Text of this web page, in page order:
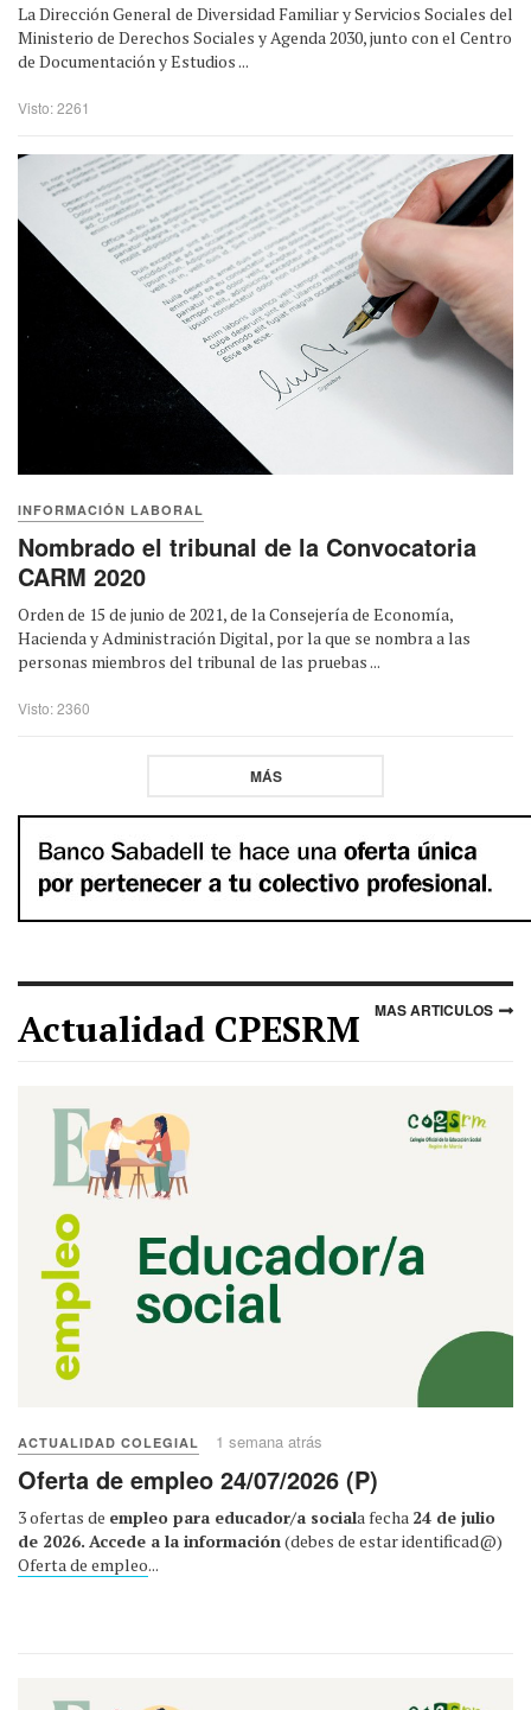
La Dirección General de Diversidad Familiar y Servicios Sociales del
Ministerio de Derechos Sociales y Agenda 2030, junto con el Centro
de Documentación y Estudios ...
Visto: 2261
INFORMACIÓN LABORAL
Nombrado el tribunal de la Convocatoria
CARM 2020
Orden de 15 de junio de 2021, de la Consejería de Economía,
Hacienda y Administración Digital, por la que se nombra a las
personas miembros del tribunal de las pruebas ...
Visto: 2360
MÁS
Actualidad CPESRM MAS ARTICULOS
ACTUALIDAD COLEGIAL 1 semana atrás
Oferta de empleo 24/07/2026 (P)
3 ofertas de empleo para educador/a sociala fecha 24 de julio
de 2026. Accede a la información(debes de estar identificad@)
Oferta de empleo...